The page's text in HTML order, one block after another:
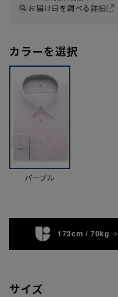
お届け日を調べる詳細
カラーを選択
パープル
173cm / 70kg
サイズ